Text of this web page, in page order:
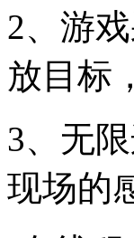
2、游
放目标
3、无
现场的